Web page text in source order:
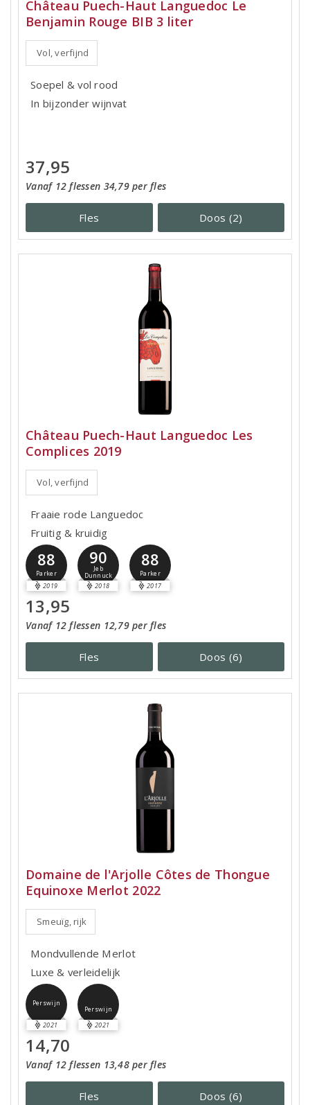
Château Puech-Haut Languedoc Le
Benjamin Rouge BIB 3 liter
Vol, verfijnd
Soepel & vol rood
In bijzonder wijnvat
37,95
Vanaf 12 flessen 34,79 per fles
Fles Doos (2)
Château Puech-Haut Languedoc Les
Complices 2019
Vol, verfijnd
Fraaie rode Languedoc
Fruitig & kruidig
88
Parker
2019
90
Jeb
Dunnuck
2018
88
Parker
2017
13,95
Vanaf 12 flessen 12,79 per fles
Fles Doos (6)
Domaine de l'Arjolle Côtes de Thongue
Equinoxe Merlot 2022
Smeuïg, rijk
Mondvullende Merlot
Luxe & verleidelijk
Perswijn
2021
Perswijn
2021
14,70
Vanaf 12 flessen 13,48 per fles
Fles Doos (6)